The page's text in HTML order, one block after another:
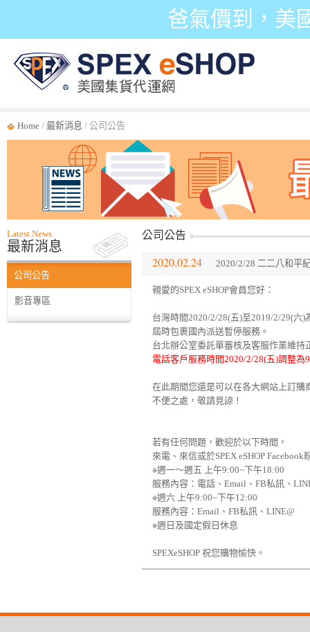
爸氣價到，美
Home / 最新消息 / 公司公告
Latest News
最新消息
公司公告
影音專區
公司公告
2020.02.24 2020/2/28 二二八和平
親愛的SPEX eSHOP會員您好：
台灣時間2020/2/28(五)至2019/2/29(六
屆時包裹國內派送暫停服務。
台北辦公室委託單審核及客服作業維持
電話客戶服務時間2020/2/28(五)調整
在此期間您還是可以在各大網站上訂購
不便之處，敬請見諒！
若有任何問題，歡迎於以下時間，
來電、來信或於SPEX eSHOP
※週一～週五 上午9:00~下午18:00
服務內容：電話、Email、FB私訊、
※週六 上午9:00~下午12:00
服務內容：Email、FB私訊、LINE@
※週日及國定假日休息
SPEXeSHOP 祝您購物愉快。